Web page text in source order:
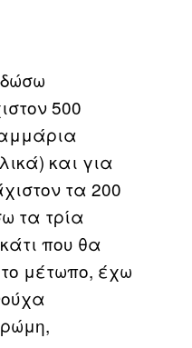
500
και για
τα 200
τα τρία
που θα
μέτωπο, έχω